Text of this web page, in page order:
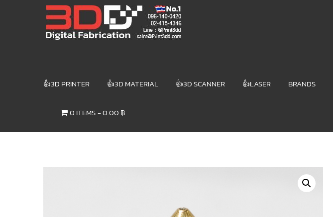
3DD DIGITAL
FABRICATION
3D Printer |
👍3D PRINTER 👍3D MATERIAL 👍3D SCANNER 👍LASER BRANDS
0 ITEMS 0.00 ฿